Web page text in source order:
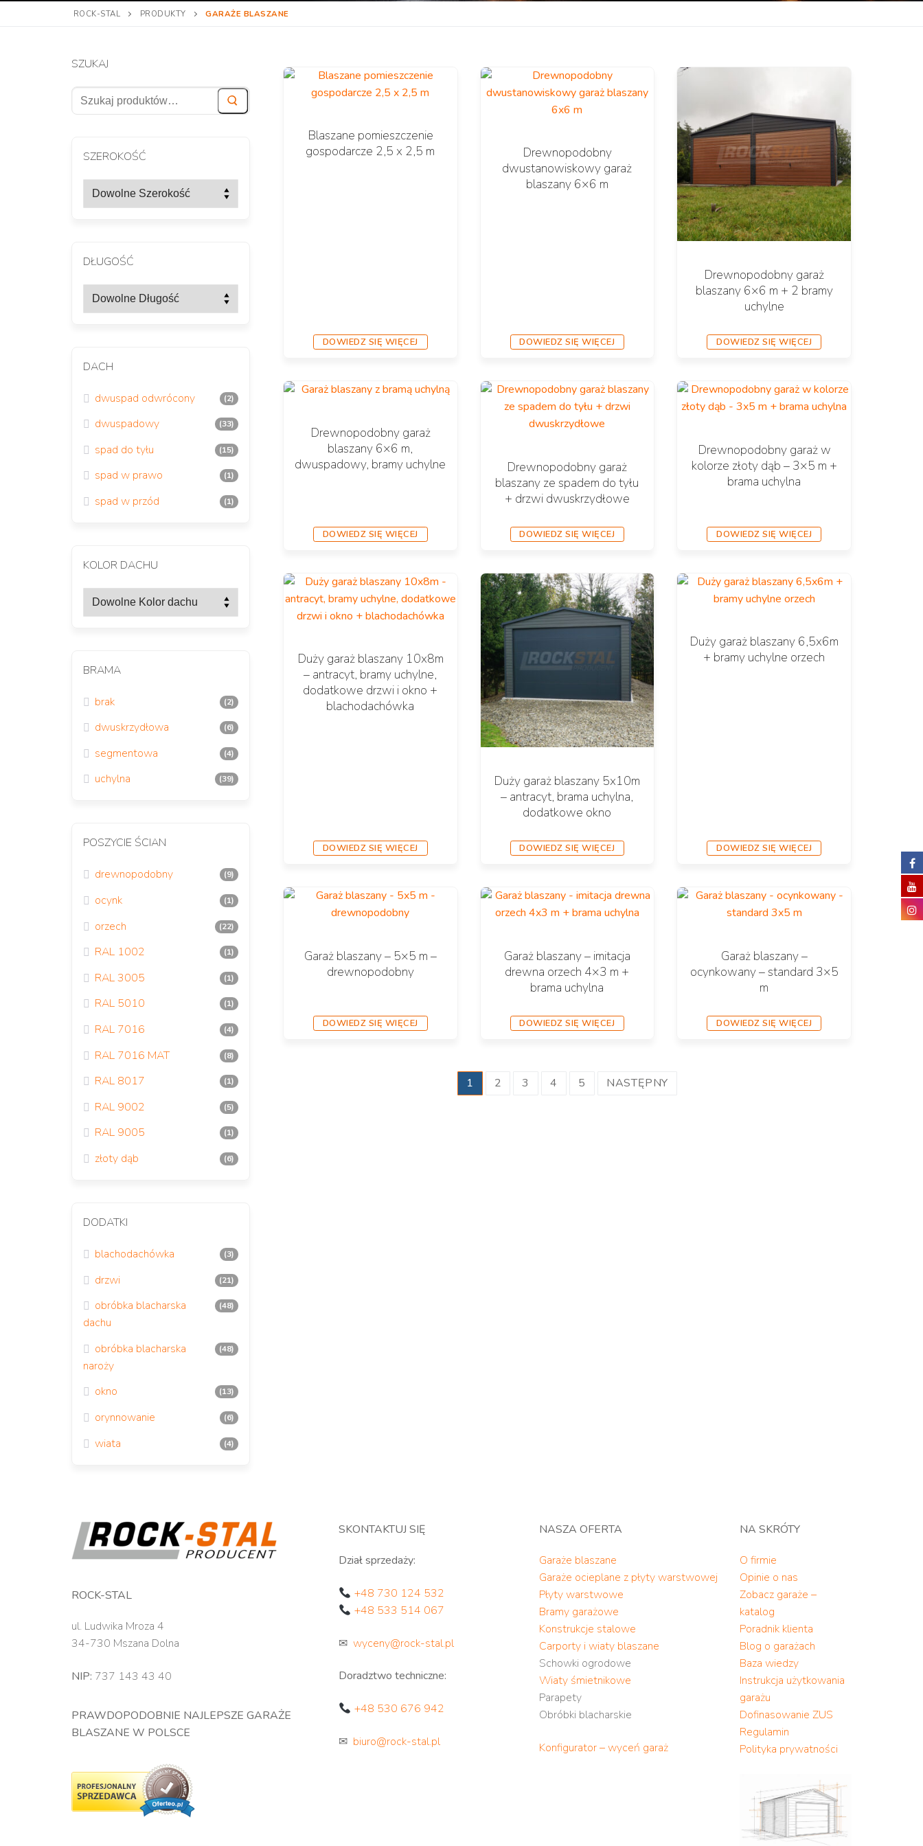
ROCK-STAL PRODUKTY GARAŻE BLASZANE
Blaszane pomieszczenie
gospodarcze 2,5 x 2,5 m
DOWIEDZ SIĘ WIĘCEJ
Drewnopodobny
dwustanowiskowy garaż
blaszany 6×6 m
DOWIEDZ SIĘ WIĘCEJ
Drewnopodobny garaż
blaszany 6×6 m + 2 bramy
uchylne
DOWIEDZ SIĘ WIĘCEJ
Drewnopodobny garaż
blaszany 6×6 m,
dwuspadowy, bramy uchylne
DOWIEDZ SIĘ WIĘCEJ
Drewnopodobny garaż
blaszany ze spadem do tyłu
+ drzwi dwuskrzydłowe
DOWIEDZ SIĘ WIĘCEJ
Drewnopodobny garaż w
kolorze złoty dąb – 3×5 m +
brama uchylna
DOWIEDZ SIĘ WIĘCEJ
Duży garaż blaszany 10x8m
– antracyt, bramy uchylne,
dodatkowe drzwi i okno +
blachodachówka
DOWIEDZ SIĘ WIĘCEJ
Duży garaż blaszany 5x10m
– antracyt, brama uchylna,
dodatkowe okno
DOWIEDZ SIĘ WIĘCEJ
Duży garaż blaszany 6,5x6m
+ bramy uchylne orzech
DOWIEDZ SIĘ WIĘCEJ
Garaż blaszany – 5×5 m –
drewnopodobny
DOWIEDZ SIĘ WIĘCEJ
Garaż blaszany – imitacja
drewna orzech 4×3 m +
brama uchylna
DOWIEDZ SIĘ WIĘCEJ
Garaż blaszany –
ocynkowany – standard 3×5
m
DOWIEDZ SIĘ WIĘCEJ
1 2 3 4 5 NASTĘPNY
SZUKAJ
Szukaj:
SZEROKOŚĆ
DŁUGOŚĆ
DACH
dwuspad odwrócony (2)
dwuspadowy (33)
spad do tyłu (15)
spad w prawo (1)
spad w przód (1)
KOLOR DACHU
BRAMA
brak (2)
dwuskrzydłowa (6)
segmentowa (4)
uchylna (39)
POSZYCIE ŚCIAN
drewnopodobny (9)
ocynk (1)
orzech (22)
RAL 1002 (1)
RAL 3005 (1)
RAL 5010 (1)
RAL 7016 (4)
RAL 7016 MAT (8)
RAL 8017 (1)
RAL 9002 (5)
RAL 9005 (1)
złoty dąb (6)
DODATKI
blachodachówka (3)
drzwi (21)
obróbka blacharska
dachu
(48)
obróbka blacharska
naroży
(48)
okno (13)
orynnowanie (6)
wiata (4)
ROCK-STAL
ul. Ludwika Mroza 4
34-730 Mszana Dolna
NIP: 737 143 43 40
PRAWDOPODOBNIE NAJLEPSZE GARAŻE
BLASZANE W POLSCE
SKONTAKTUJ SIĘ
Dział sprzedaży:
+48 730 124 532
+48 533 514 067
✉wyceny@rock-stal.pl
Doradztwo techniczne:
+48 530 676 942
✉ biuro@rock-stal.pl
NASZA OFERTA
Garaże blaszane
Garaże ocieplane z płyty warstwowej
Płyty warstwowe
Bramy garażowe
Konstrukcje stalowe
Carporty i wiaty blaszane
Schowki ogrodowe
Wiaty śmietnikowe
Parapety
Obróbki blacharskie
Konfigurator – wyceń garaż
NA SKRÓTY
O firmie
Opinie o nas
Zobacz garaże –
katalog
Poradnik klienta
Blog o garażach
Baza wiedzy
Instrukcja użytkowania
garażu
Dofinasowanie ZUS
Regulamin
Polityka prywatności